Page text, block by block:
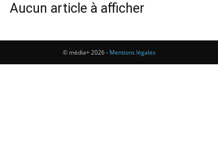
Aucun article à afficher
© média+ 2026 - Mentions légales